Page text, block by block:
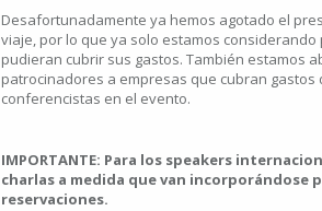
Desafortunadamente ya hemos agotado el
viaje, por lo que ya solo estamos
pudieran cubrir sus gastos. También estamos
patrocinadores a empresas que cubran
conferencistas en el evento.
IMPORTANTE: Para los speakers
charlas a medida que van incorporándose
reservaciones.